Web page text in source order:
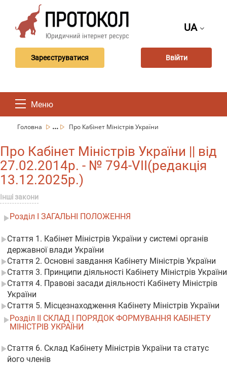
UA
Зареєструватися Ввійти
Меню
Головна ... Про Кабінет Міністрів України
Про Кабінет Міністрів України || від
27.02.2014р. - № 794-VII(редакція
13.12.2025р.)
Інші закони
Розділ I ЗАГАЛЬНІ ПОЛОЖЕННЯ
Стаття 1. Кабінет Міністрів України у системі органів
державної влади України
Стаття 2. Основні завдання Кабінету Міністрів України
Стаття 3. Принципи діяльності Кабінету Міністрів України
Стаття 4. Правові засади діяльності Кабінету Міністрів
України
Стаття 5. Місцезнаходження Кабінету Міністрів України
Розділ II СКЛАД І ПОРЯДОК ФОРМУВАННЯ КАБІНЕТУ
МІНІСТРІВ УКРАЇНИ
Стаття 6. Склад Кабінету Міністрів України та статус
його членів